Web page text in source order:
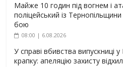
Майже 10 годин під вогнем і
поліцейський із
бою
08:00 | 6.08.2026
У справі вбивства випускниці
крапку: апеляцію захисту